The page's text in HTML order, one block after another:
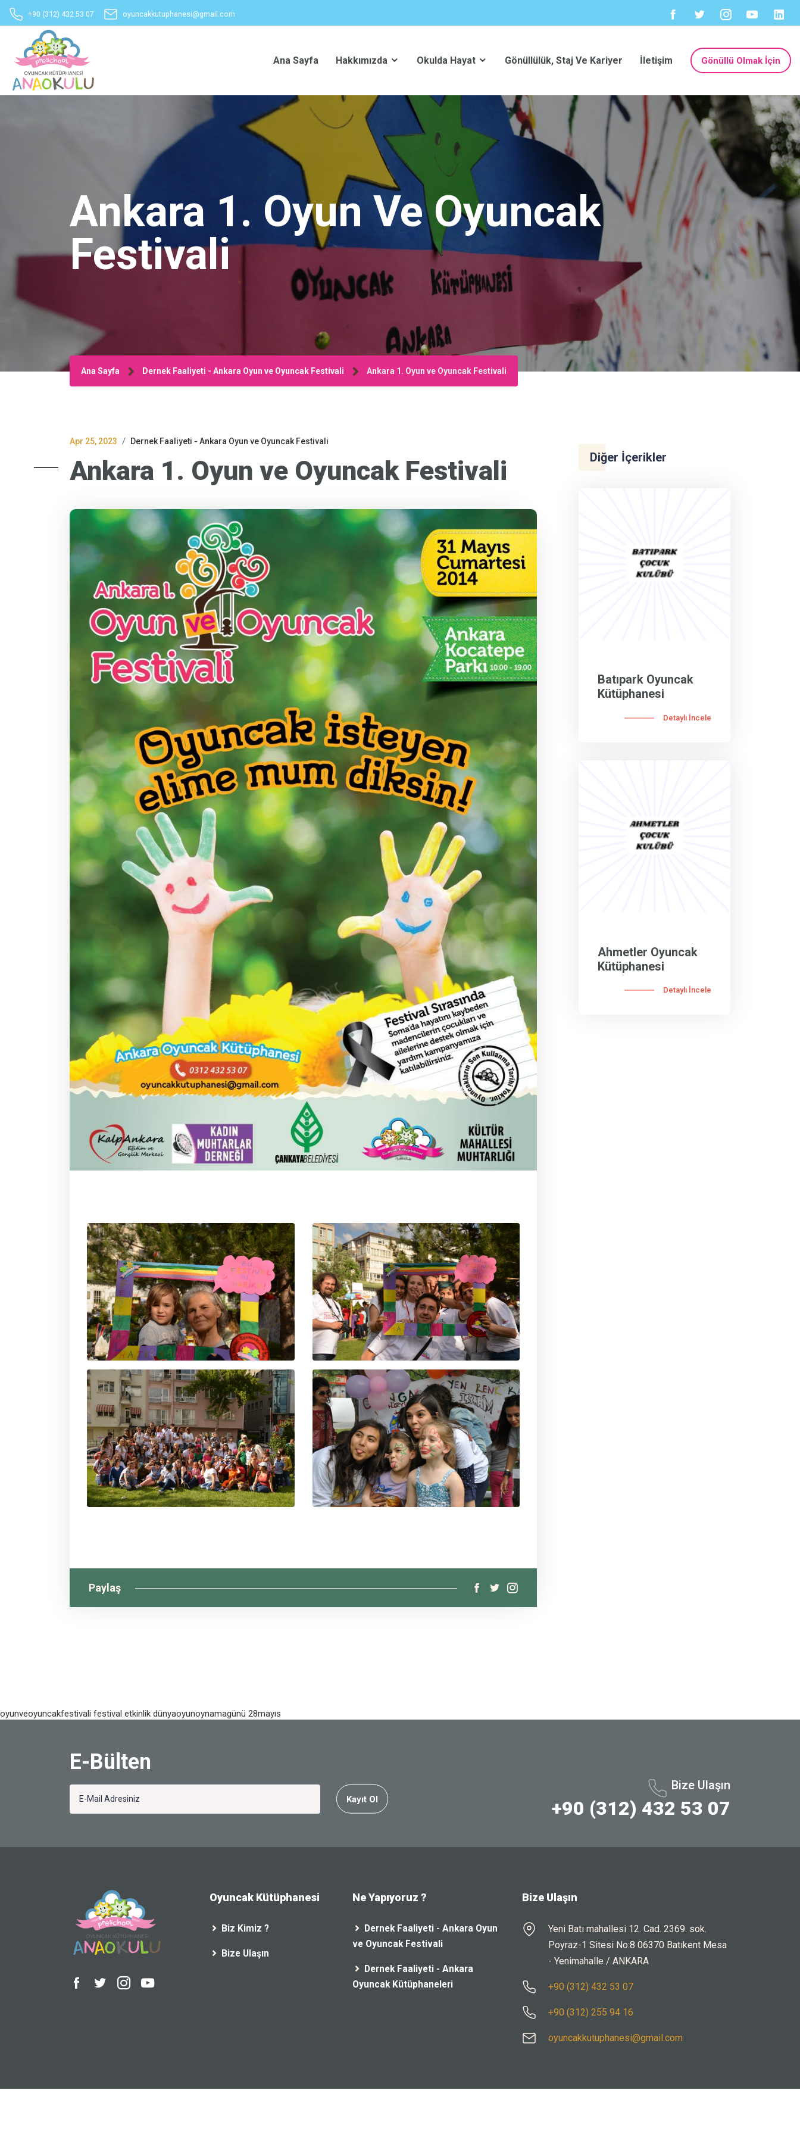
+90 (312) 432 53 07 oyuncakkutuphanesi@gmail.com
Gönüllü Olmak İçin
Ana Sayfa Hakkımızda Okulda Hayat Gönüllülük, Staj Ve Kariyer İletişim
Ankara 1. Oyun Ve Oyuncak
Festivali
Ana Sayfa Dernek Faaliyeti - Ankara Oyun ve Oyuncak Festivali Ankara 1. Oyun ve Oyuncak Festivali
Apr 25, 2023 / Dernek Faaliyeti - Ankara Oyun ve Oyuncak Festivali
Ankara 1. Oyun ve Oyuncak Festivali
Paylaş
Diğer İçerikler
Batıpark Oyuncak
Kütüphanesi
Detaylı İncele
Ahmetler Oyuncak
Kütüphanesi
Detaylı İncele
oyunveoyuncakfestivali festival etkinlik dünyaoyunoynamagünü 28mayıs
E-Bülten
Kayıt Ol
Bize Ulaşın
+90 (312) 432 53 07
Oyuncak Kütüphanesi
Biz Kimiz ?
Bize Ulaşın
Ne Yapıyoruz ?
Dernek Faaliyeti - Ankara Oyun
ve Oyuncak Festivali
Dernek Faaliyeti - Ankara
Oyuncak Kütüphaneleri
Bize Ulaşın
Yeni Batı mahallesi 12. Cad. 2369. sok.
Poyraz-1 Sitesi No:8 06370 Batıkent Mesa
- Yenimahalle / ANKARA
+90 (312) 432 53 07
+90 (312) 255 94 16
oyuncakkutuphanesi@gmail.com